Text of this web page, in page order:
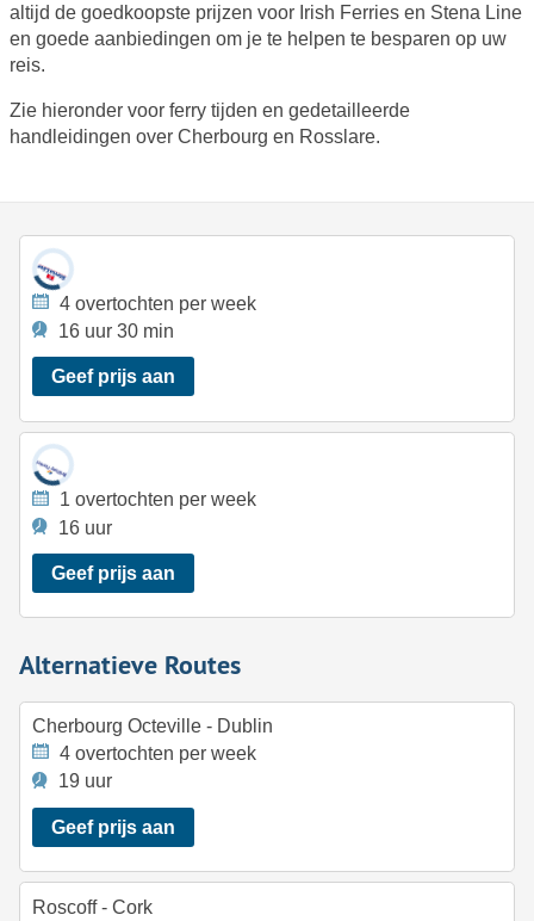
altijd de goedkoopste prijzen voor Irish Ferries en Stena Line
en goede aanbiedingen om je te helpen te besparen op uw
reis.
Zie hieronder voor ferry tijden en gedetailleerde
handleidingen over Cherbourg en Rosslare.
4 overtochten per week
16 uur 30 min
Geef prijs aan
1 overtochten per week
16 uur
Geef prijs aan
Alternatieve Routes
Cherbourg Octeville - Dublin
4 overtochten per week
19 uur
Geef prijs aan
Roscoff - Cork